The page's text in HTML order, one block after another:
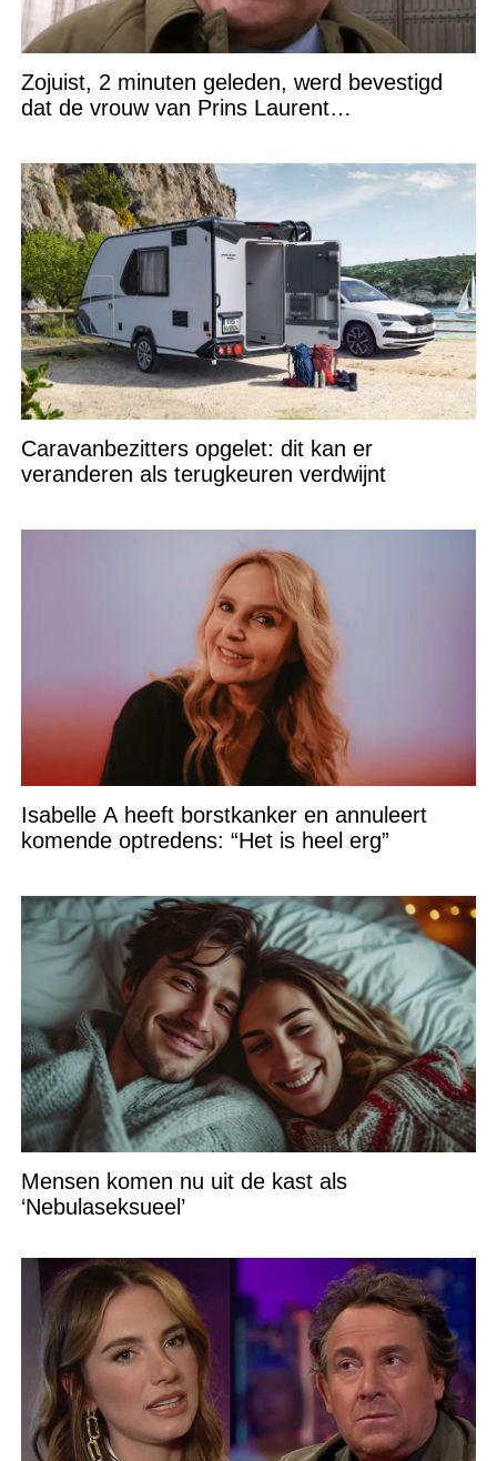
Zojuist, 2 minuten geleden, werd bevestigd
dat de vrouw van Prins Laurent…
Caravanbezitters opgelet: dit kan er
veranderen als terugkeuren verdwijnt
Isabelle A heeft borstkanker en annuleert
komende optredens: “Het is heel erg”
Mensen komen nu uit de kast als
‘Nebulaseksueel’